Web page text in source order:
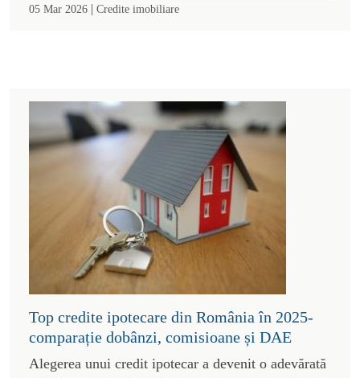
05 Mar 2026 | Credite imobiliare
Top credite ipotecare din România în 2025-
comparație dobânzi, comisioane și DAE
Alegerea unui credit ipotecar a devenit o adevărată